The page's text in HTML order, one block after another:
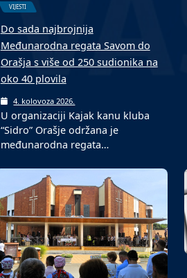
VIJESTI
Do sada najbrojnija
Međunarodna regata Savom do
Orašja s više od 250 sudionika na
oko 40 plovila
4. kolovoza 2026.
U organizaciji Kajak kanu kluba
“Sidro” Orašje održana je
međunarodna regata…